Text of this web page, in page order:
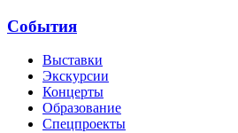
События
Выставки
Экскурсии
Концерты
Образование
Спецпроекты